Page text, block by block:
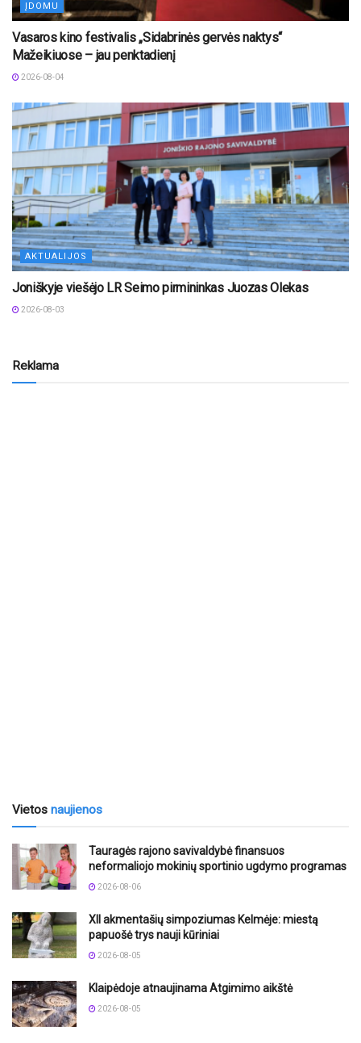
ĮDOMU
Vasaros kino festivalis „Sidabrinės gervės naktys“
Mažeikiuose – jau penktadienį
2026-08-04
AKTUALIJOS
Joniškyje viešėjo LR Seimo pirmininkas Juozas Olekas
2026-08-03
Reklama
Vietos naujienos
Tauragės rajono savivaldybė finansuos
neformaliojo mokinių sportinio ugdymo programas
2026-08-06
XII akmentašių simpoziumas Kelmėje: miestą
papuošė trys nauji kūriniai
2026-08-05
Klaipėdoje atnaujinama Atgimimo aikštė
2026-08-05